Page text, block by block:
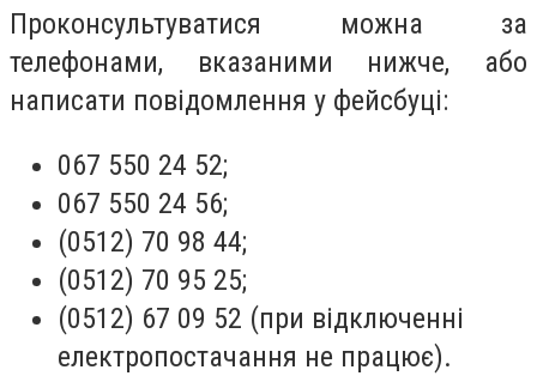
Проконсультуватися можна за
телефонами, вказаними нижче, або
написати повідомлення у фейсбуці:
067 550 24 52;
067 550 24 56;
(0512) 70 98 44;
(0512) 70 95 25;
(0512) 67 09 52 (при відключенні
електропостачання не працює).